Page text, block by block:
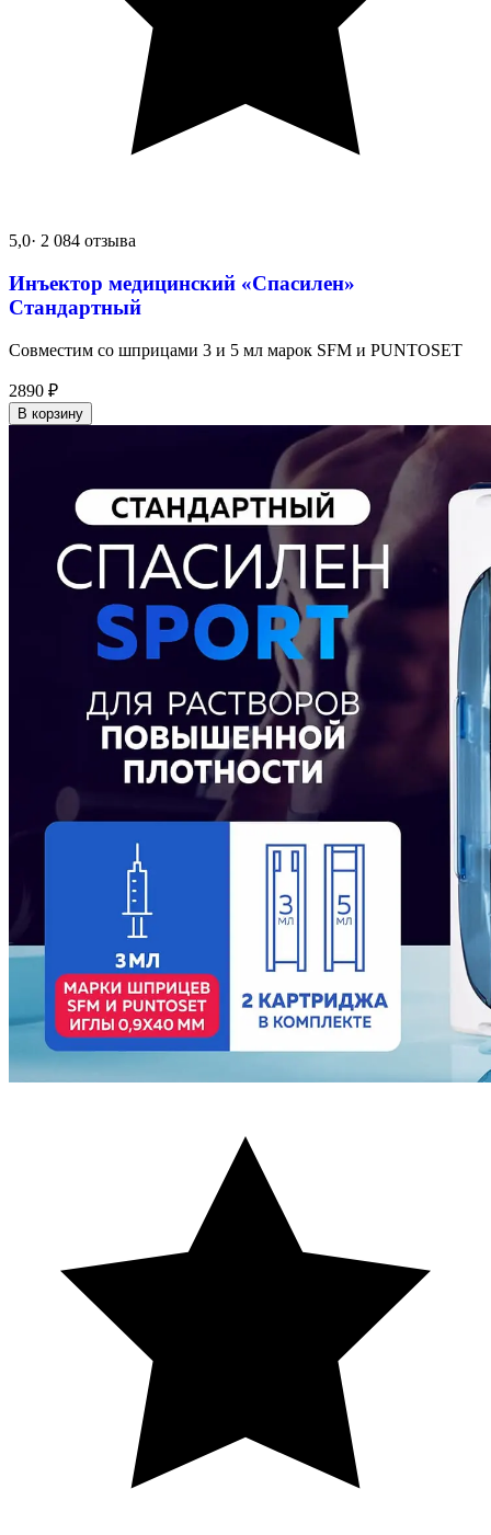
5,0· 2 084 отзыва
Инъектор медицинский «Спасилен»
Стандартный
Совместим со шприцами 3 и 5 мл марок SFM и PUNTOSET
2890 ₽
В корзину